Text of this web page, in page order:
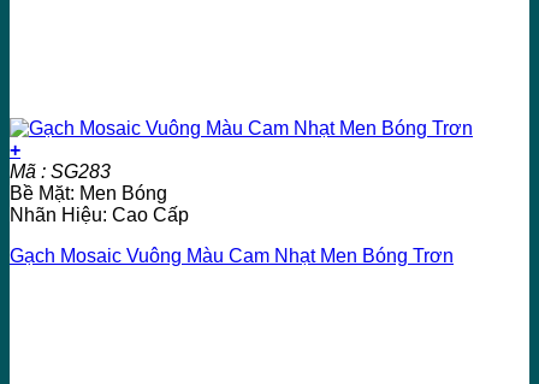
+
Mã : SG283
Bề Mặt: Men Bóng
Nhãn Hiệu: Cao Cấp
Gạch Mosaic Vuông Màu Cam Nhạt Men Bóng Trơn